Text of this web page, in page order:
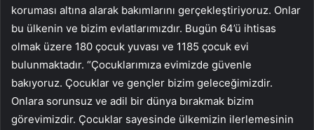
koruması altına alarak bakımlarını gerçekleştiriyoruz. Onlar
bu ülkenin ve bizim evlatlarımızdır. Bugün 64’ü ihtisas
olmak üzere 180 çocuk yuvası ve 1185 çocuk evi
bulunmaktadır. “Çocuklarımıza evimizde güvenle
bakıyoruz. Çocuklar ve gençler bizim geleceğimizdir.
Onlara sorunsuz ve adil bir dünya bırakmak bizim
görevimizdir. Çocuklar sayesinde ülkemizin ilerlemesinin